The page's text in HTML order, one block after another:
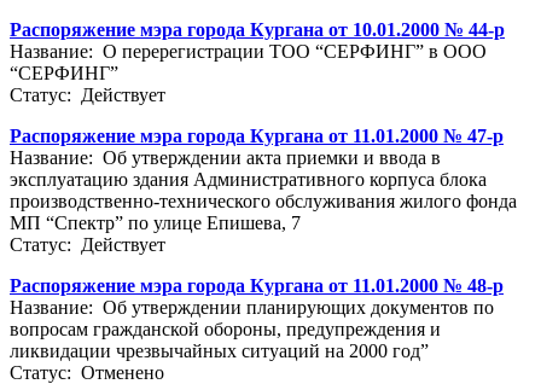
Распоряжение мэра города Кургана от 10.01.2000 № 44-р
Название: О перерегистрации ТОО “СЕРФИНГ” в ООО
“СЕРФИНГ”
Статус: Действует
Распоряжение мэра города Кургана от 11.01.2000 № 47-р
Название: Об утверждении акта приемки и ввода в
эксплуатацию здания Административного корпуса блока
производственно-технического обслуживания жилого фонда
МП “Спектр” по улице Епишева, 7
Статус: Действует
Распоряжение мэра города Кургана от 11.01.2000 № 48-р
Название: Об утверждении планирующих документов по
вопросам гражданской обороны, предупреждения и
ликвидации чрезвычайных ситуаций на 2000 год”
Статус: Отменено